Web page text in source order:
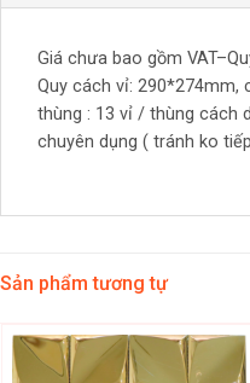
Giá chưa bao gồm
Quy cách vỉ: 290*274mm,
thùng : 13 vỉ / thùng cách
chuyên dụng ( tránh ko
Sản phẩm tương tự